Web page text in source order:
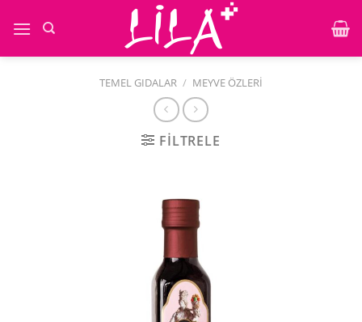
atla
TEMEL GIDALAR / MEYVE ÖZLERI
FILTRELE